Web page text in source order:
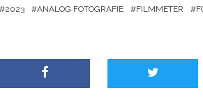
2023 ANALOG FOTOGRAFIE FILMMETER